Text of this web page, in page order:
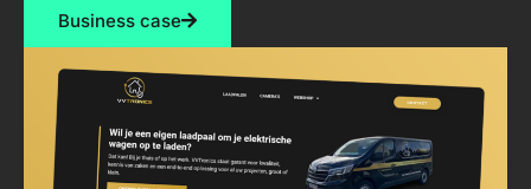
Business case